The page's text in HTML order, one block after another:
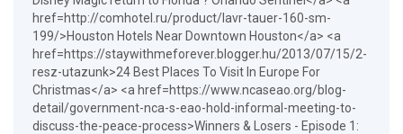
href=http://comhotel.ru/product/lavr-tauer-160-sm-
199/>Houston Hotels Near Downtown Houston</a> <a
href=https://staywithmeforever.blogger.hu/2013/07/15/2-
resz-utazunk>24 Best Places To Visit In Europe For
Christmas</a> <a href=https://www.ncaseao.org/blog-
detail/government-nca-s-eao-hold-informal-meeting-to-
discuss-the-peace-process>Winners & Losers - Episode 1: